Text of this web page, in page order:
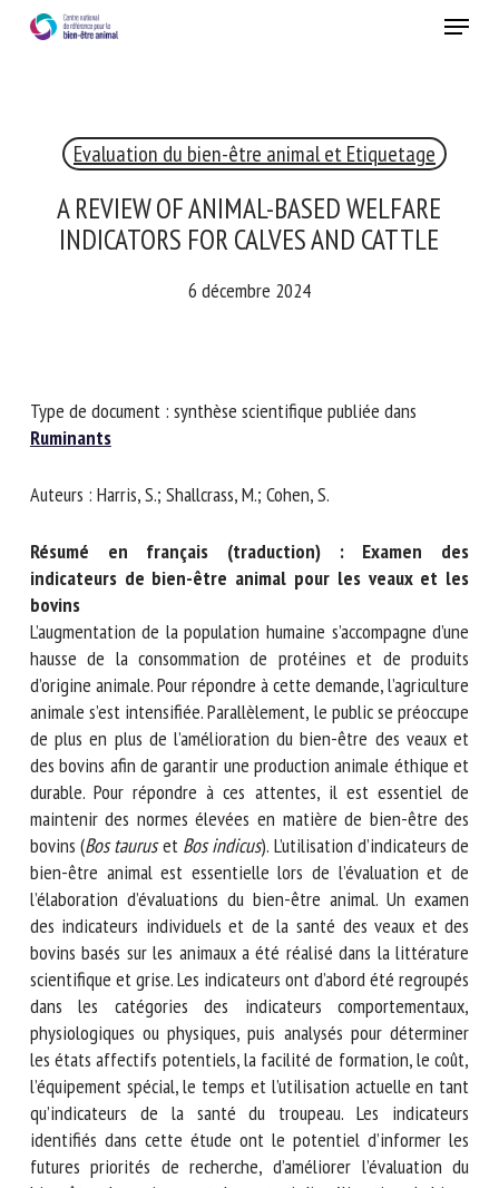
Menu
Evaluation du bien-être animal et Etiquetage
A REVIEW OF ANIMAL-BASED WELFARE
INDICATORS FOR CALVES AND CATTLE
6 décembre 2024
Type de document : synthèse scientifique publiée dans
Ruminants
Auteurs : Harris, S.; Shallcrass, M.; Cohen, S.
Résumé en français (traduction) : Examen des
indicateurs de bien-être animal pour les veaux et les
bovins
L’augmentation de la population humaine s’accompagne
d’une hausse de la consommation de protéines et de
produits d’origine animale. Pour répondre à cette demande,
l’agriculture animale s’est intensifiée. Parallèlement, le
public se préoccupe de plus en plus de l’amélioration du
bien-être des veaux et des bovins afin de garantir une
production animale éthique et durable. Pour répondre à ces
attentes, il est essentiel de maintenir des normes élevées
en matière de bien-être des bovins (Bos taurusetBos
indicus). L’utilisation d’indicateurs de bien-être animal est
essentielle lors de l’évaluation et de l’élaboration
d’évaluations du bien-être animal. Un examen des
indicateurs individuels et de la santé des veaux et des
bovins basés sur les animaux a été réalisé dans la littérature
scientifique et grise. Les indicateurs ont d’abord été
regroupés dans les catégories des indicateurs
comportementaux, physiologiques ou physiques, puis
analysés pour déterminer les états affectifs potentiels, la
facilité de formation, le coût, l’équipement spécial, le temps
et l’utilisation actuelle en tant qu’indicateurs de la santé du
troupeau. Les indicateurs identifiés dans cette étude ont le
RECEVEZ CHAQUE MOIS GRATUITEMENT
ANIMAL
Veuillez remplir le formulaire ci-dessous pour vous inscrire à
notre newsletter :
Prénom *
Organisme *
E-mail *
En soumettant ce formulaire, j'accepte que les
informations saisies soient utilisées dans le cadre de la
relation avec le CNR BEA. *
Les champs suivis de * sont obligatoires